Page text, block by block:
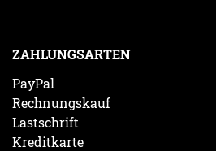
ZAHLUNGSARTEN
PayPal
Rechnungskauf
Lastschrift
Kreditkarte